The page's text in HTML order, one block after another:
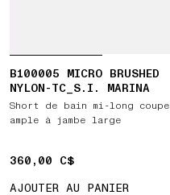
B100005 MICRO BRUSHED
NYLON-TC_S.I. MARINA
Short de bain mi-long coupe
ample à jambe large
360,00 C$
360,00 C$
AJOUTER AU PANIER